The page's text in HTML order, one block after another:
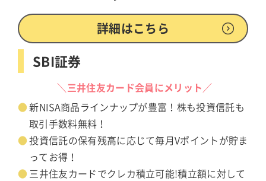
詳細はこちら
SBI証券
＼三井住友カード会員にメリット／
新NISA商品ラインナップが豊富！株も投資信託も
取引手数料無料！
投資信託の保有残高に応じて毎月Vポイントが貯ま
ってお得！
三井住友カードでクレカ積立可能!積立額に対して